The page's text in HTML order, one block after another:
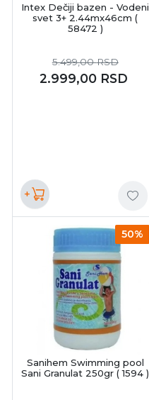
Intex Dečiji bazen - Vodeni
svet 3+ 2.44mx46cm (
58472 )
2.999,00 RSD
5.499,00RSD
+
50%
Sanihem Swimming pool
Sani Granulat 250gr ( 1594 )